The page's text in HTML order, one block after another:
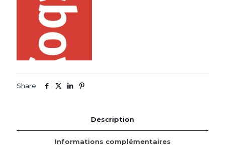
Eclairage
Fatboy®
Share
Description
Informations complémentaires